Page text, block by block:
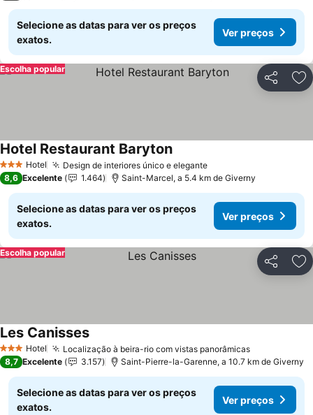
Selecione as datas para ver os preços
exatos.
Ver preços
Partilhar
Escolha popular
3 EstrelasHotel Design de interiores único e elegante
Hotel Restaurant Baryton
8,6 Excelente 1.464 Saint-Marcel, a 5.4 km de Giverny
Selecione as datas para ver os preços
exatos.
Ver preços
Partilhar
Escolha popular
3 EstrelasHotel Localização à beira-rio com vistas panorâmicas
Les Canisses
8,7 Excelente 3.157 Saint-Pierre-la-Garenne, a 10.7 km de Giverny
Selecione as datas para ver os preços
exatos.
Ver preços